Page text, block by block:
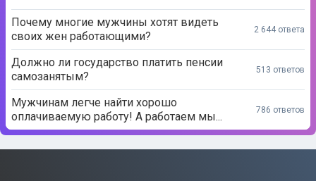
Почему многие мужчины хотят видеть
своих жен работающими?
2 644 ответа
Должно ли государство платить пенсии
самозанятым?
513 ответов
Мужчинам легче найти хорошо
оплачиваемую работу! А работаем мы...
786 ответов